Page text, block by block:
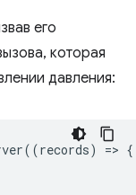
его
которая
давления:
((records) => {